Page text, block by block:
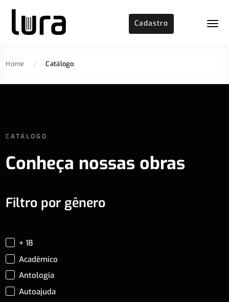
Cadastro
Home / Catálogo
CATÁLOGO
Conheça nossas obras
Filtro por gênero
+ 18
Acadêmico
Antologia
Autoajuda